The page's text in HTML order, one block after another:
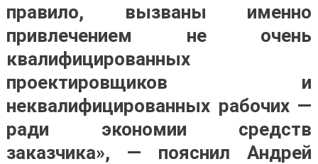
правило, вызваны именно
привлечением не очень
квалифицированных
проектировщиков и
неквалифицированных рабочих —
ради экономии средств
заказчика», — пояснил Андрей